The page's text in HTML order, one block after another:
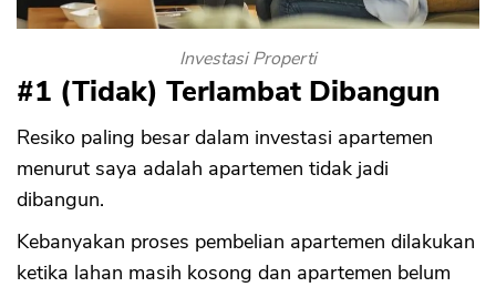
Investasi Properti
#1 (Tidak) Terlambat Dibangun
Resiko paling besar dalam investasi apartemen
menurut saya adalah apartemen tidak jadi
dibangun.
Kebanyakan proses pembelian apartemen dilakukan
ketika lahan masih kosong dan apartemen belum